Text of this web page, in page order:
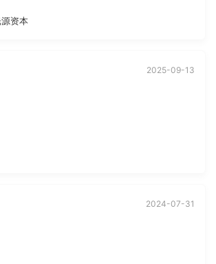
轮（金额：未披露），投资方：浙江省
略融资（金额：未披露），投资方：上汽
创投
轮（金额：
A+轮（金额：
），投资方：
轮（金额：
资本
2025-09-13
2024-07-31